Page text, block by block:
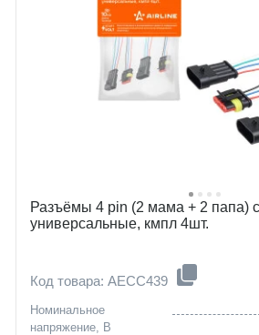
Разъёмы 4 pin (2 мама + 2 папа)
универсальные, кмпл 4шт.
Код товара: AECC439
Номинальное
напряжение, В